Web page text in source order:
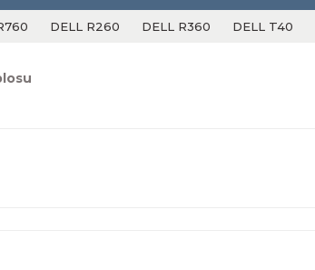
DELL R260 DELL R360 DELL T40